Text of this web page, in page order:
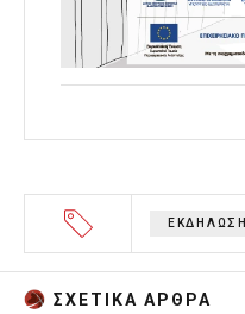
ΕΚΔΗΛΩΣΗ
ΣΧΕΤΙΚA AΡΘΡΑ